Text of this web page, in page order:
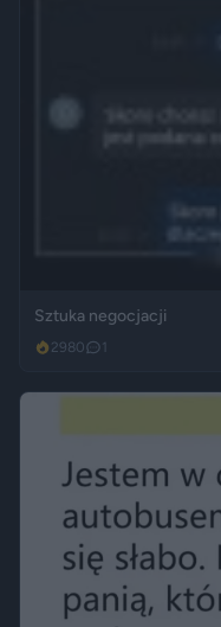
Sztuka negocjacji
2980 1